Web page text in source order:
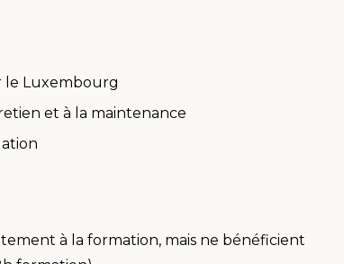
le Luxembourg
et à la maintenance
à la formation, mais ne bénéficient